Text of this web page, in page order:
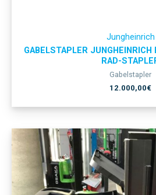
Jungheinrich
GABELSTAPLER JUNGHEINRICH
RAD-
Gabelstapler
12.000,00€